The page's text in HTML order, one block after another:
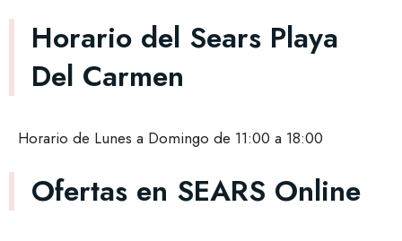
Horario del Sears Playa
Del Carmen
Horario de Lunes a Domingo de 11:00 a 18:00
Ofertas en SEARS Online